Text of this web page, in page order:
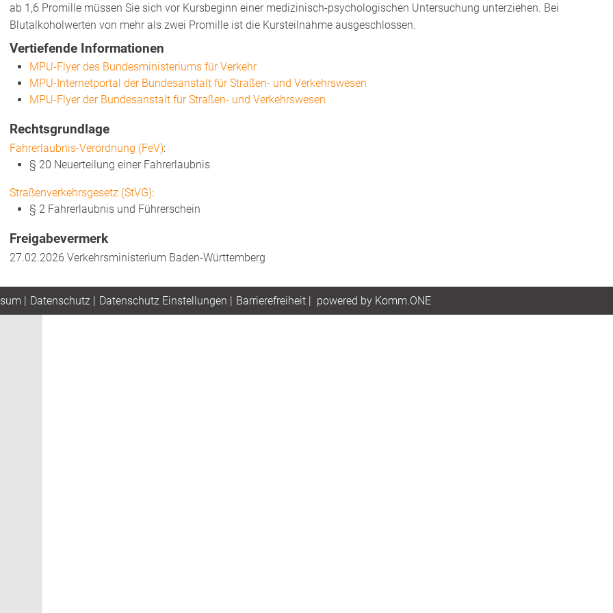
ab 1,6 Promille müssen Sie sich vor Kursbeginn einer medizinisch-psychologischen Untersuchung unterziehen. Bei
Blutalkoholwerten von mehr als zwei Promille ist die Kursteilnahme ausgeschlossen.
Vertiefende Informationen
MPU-Flyer des Bundesministeriums für Verkehr
MPU-Internetportal der Bundesanstalt für Straßen- und Verkehrswesen
MPU-Flyer der Bundesanstalt für Straßen- und Verkehrswesen
Rechtsgrundlage
Fahrerlaubnis-Verordnung (FeV):
§ 20 Neuerteilung einer Fahrerlaubnis
Straßenverkehrsgesetz (StVG):
§ 2 Fahrerlaubnis und Führerschein
Freigabevermerk
27.02.2026 Verkehrsministerium Baden-Württemberg
| Datenschutz | Datenschutz Einstellungen | Barrierefreiheit | powered by Komm.ONE